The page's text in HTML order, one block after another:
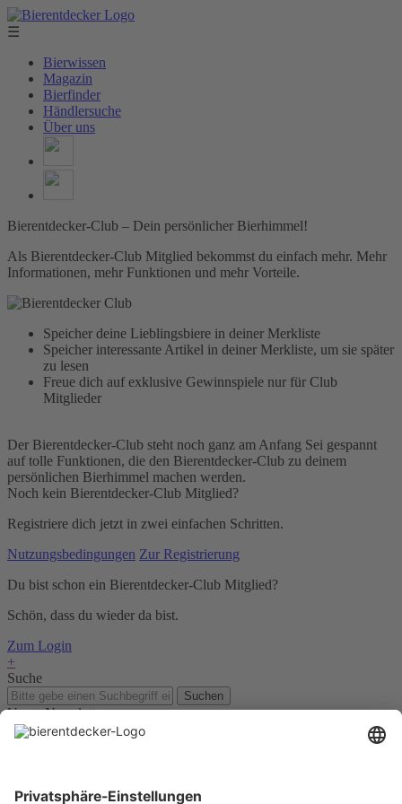
☰
Bierwissen
Magazin
Bierfinder
Händlersuche
Über uns
Bierentdecker-Club – Dein persönlicher Bierhimmel!
Als Bierentdecker-Club Mitglied bekommst du einfach mehr. Mehr
Informationen, mehr Funktionen und mehr Vorteile.
Speicher deine Lieblingsbiere in deiner Merkliste
Speicher interessante Artikel in deiner Merkliste, um sie später
zu lesen
Freue dich auf exklusive Gewinnspiele nur für Club
Mitglieder
Der Bierentdecker-Club steht noch ganz am Anfang Sei gespannt
auf tolle Funktionen, die den Bierentdecker-Club zu deinem
persönlichen Bierhimmel machen werden.
Noch kein Bierentdecker-Club Mitglied?
Registriere dich jetzt in zwei einfachen Schritten.
Nutzungsbedingungen Zur Registrierung
Du bist schon ein Bierentdecker-Club Mitglied?
Schön, dass du wieder da bist.
Zum Login
+
Suche
Suchen
Unser Newsletter
Für Bierkenner, Bierliebhaber, Bierneulinge - kurz, alle
Jetzt anmelden!